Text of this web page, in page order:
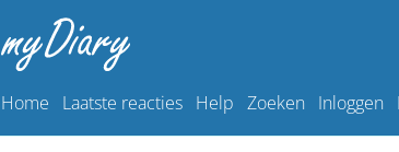
Home Laatste reacties Help Zoeken Inloggen